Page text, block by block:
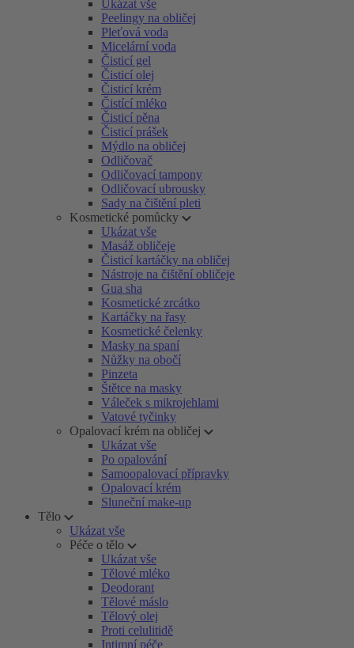
Ukázat vše
Peelingy na obličej
Pleťová voda
Micelární voda
Čisticí gel
Čisticí olej
Čisticí krém
Čistící mléko
Čisticí pěna
Čisticí prášek
Mýdlo na obličej
Odličovač
Odličovací tampony
Odličovací ubrousky
Sady na čištění pleti
Kosmetické pomůcky
Ukázat vše
Masáž obličeje
Čisticí kartáčky na obličej
Nástroje na čištění obličeje
Gua sha
Kosmetické zrcátko
Kartáčky na řasy
Kosmetické čelenky
Masky na spaní
Nůžky na obočí
Pinzeta
Štětce na masky
Váleček s mikrojehlami
Vatové tyčinky
Opalovací krém na obličej
Ukázat vše
Po opalování
Samoopalovací přípravky
Opalovací krém
Sluneční make-up
Tělo
Ukázat vše
Péče o tělo
Ukázat vše
Tělové mléko
Deodorant
Tělové máslo
Tělový olej
Proti celulitidě
Intimní péče